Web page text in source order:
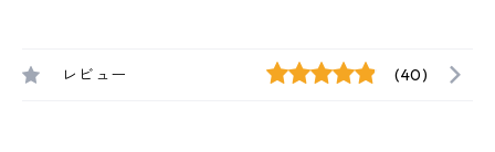
レビュー (40)